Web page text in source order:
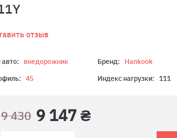
отзыв
авто: внедорожник Бренд: Hankook
45 Индекс нагрузки: 111
9 430 9 147 ₴